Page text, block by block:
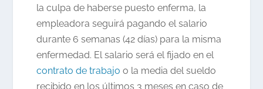
la culpa de haberse puesto enferma, la
empleadora seguirá pagando el salario
durante 6 semanas (42 días) para la misma
enfermedad. El salario será el fijado en el
contrato de trabajo o la media del sueldo
recibido en los últimos 3 meses en caso de